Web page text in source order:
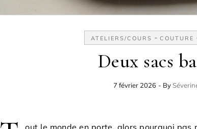
ATELIERS/COURS - COUTURE
Deux sacs
7 février 2026 - By
out le monde en porte, alors pourquoi pas